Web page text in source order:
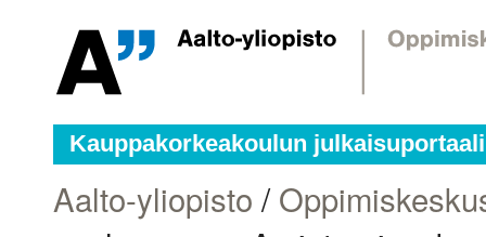
Kauppakorkeakoulun julkaisuportaali
Aalto-yliopisto /